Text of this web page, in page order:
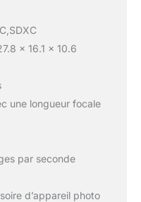
x 16.1 x 10.6
une longueur focale
par seconde
d’appareil photo